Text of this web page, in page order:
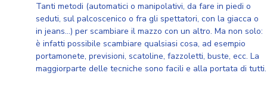
Tanti metodi (automatici o manipolativi, da fare in piedi o
seduti, sul palcoscenico o fra gli spettatori, con la giacca o
in jeans…) per scambiare il mazzo con un altro. Ma non solo:
è infatti possibile scambiare qualsiasi cosa, ad esempio
portamonete, previsioni, scatoline, fazzoletti, buste, ecc. La
maggiorparte delle tecniche sono facili e alla portata di tutti.